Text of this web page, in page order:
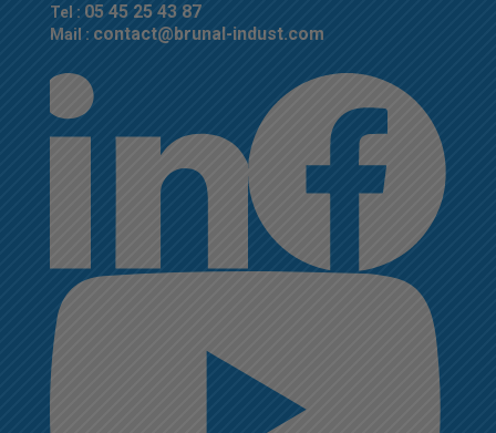
Tel : 05 45 25 43 87
Mail : contact@brunal-indust.com